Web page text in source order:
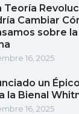
Teoría
Cambiar
sobre
16, 2025
un
la Bienal
16, 2025